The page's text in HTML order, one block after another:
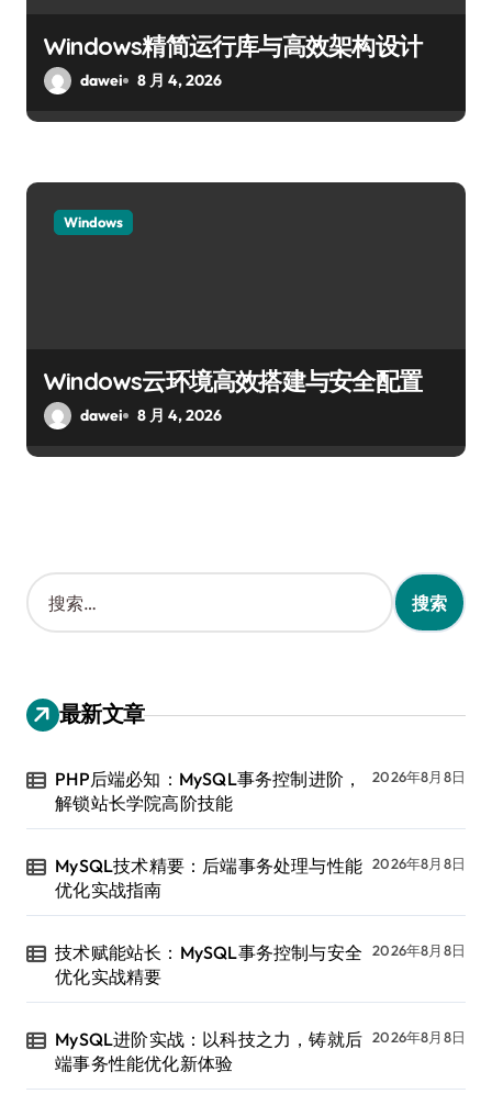
Windows精简运行库与高效架构设计
dawei 8 月 4, 2026
Windows
Windows云环境高效搭建与安全配置
dawei 8 月 4, 2026
搜
索
：
最新文章
PHP后端必知：MySQL事务控制进阶，
解锁站长学院高阶技能
2026年8月8日
MySQL技术精要：后端事务处理与性能
优化实战指南
2026年8月8日
技术赋能站长：MySQL事务控制与安全
优化实战精要
2026年8月8日
MySQL进阶实战：以科技之力，铸就后
端事务性能优化新体验
2026年8月8日